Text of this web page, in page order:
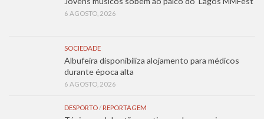
6 AGOSTO, 2026
SOCIEDADE
Albufeira disponibiliza alojamento para médicos
durante época alta
6 AGOSTO, 2026
DESPORTO/ REPORTAGEM